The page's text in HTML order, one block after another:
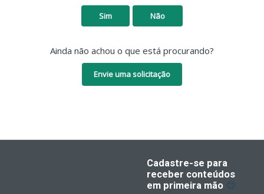
Sim Não
Ainda não achou o que está procurando?
Envie uma solicitação